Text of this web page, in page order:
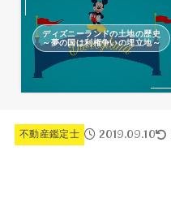
ディズニーランドの土地の歴史
～夢の国は利権争いの埋立地～
不動産鑑定士 2019.09.10